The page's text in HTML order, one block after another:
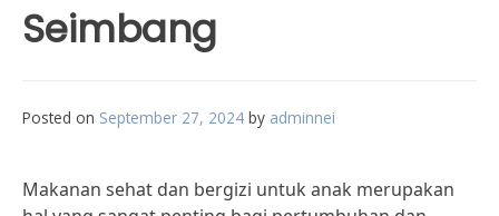
Seimbang
Posted on September 27, 2024 by adminnei
Makanan sehat dan bergizi untuk anak merupakan